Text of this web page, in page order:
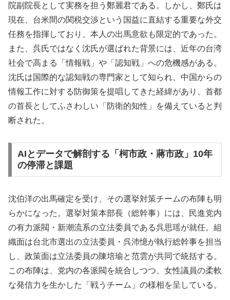
院副院長として実務を担う鄭麗君である。しかし、鄭氏は
現在、台米間の関税交渉という国益に直結する重要な外交
任務を指揮しており、本人の出馬意欲も限定的であった。
また、呉氏ではなく沈氏が選ばれた背景には、近年の台湾
社会で高まる「情報戦」や「認知戦」への危機感がある。
沈氏は国際的な認知戦の専門家として知られ、中国からの
情報工作に対する防御策を提唱してきた経緯があり、首都
の首長としてふさわしい「防衛的知性」を備えていると判
断された。
AIとデータで解剖する「柯市政・蔣市政」10年
の停滞と課題
沈伯洋の出馬確定を受け、その選挙対策チームの布陣も明
らかになった。選挙対策本部長（総幹事）には、民進党内
の有力派閥・新潮流系の立法委員である呉思瑶が就任。組
織面は台北市選出の立法委員・呉沛憶が執行総幹事を担当
し、政策面は立法委員の陳培瑜と范雲が共同で統括する。
この布陣は、党内の各派閥を統合しつつ、女性議員の柔軟
な発信力を生かした「戦うチーム」の様相を呈している。